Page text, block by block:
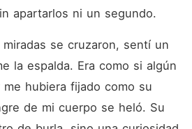
apartarlos ni un segundo.
se cruzaron, sentí un
la espalda. Era como si algún
hubiera fijado como su
de mi cuerpo se heló. Su